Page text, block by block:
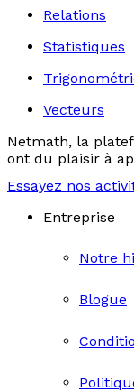
Relations
Statistiques
Vecteurs
Netmath, la
ont du plaisir à
Essayez nos
Entreprise
Notre
Blogue